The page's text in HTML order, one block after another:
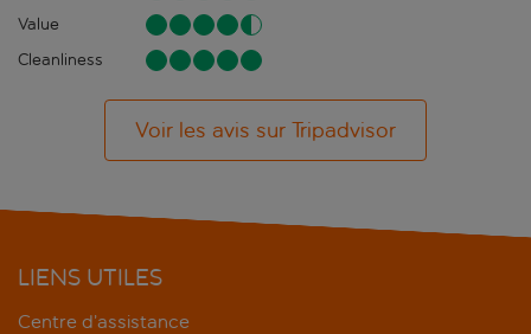
Value
Cleanliness
Voir les avis sur Tripadvisor
LIENS UTILES
Centre d’assistance